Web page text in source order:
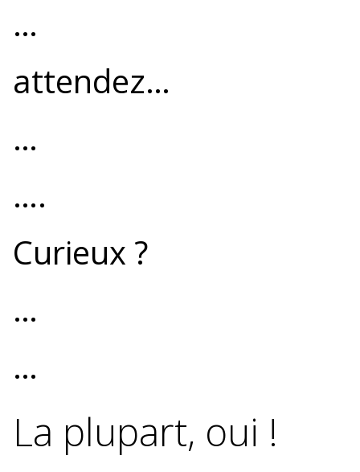
…
attendez…
…
….
Curieux ?
…
…
La plupart, oui !